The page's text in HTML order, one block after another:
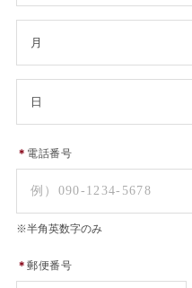
＊ 電話番号
※半角英数字のみ
＊郵便番号